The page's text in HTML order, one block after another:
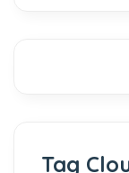
Tag